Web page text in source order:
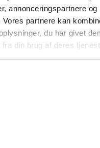
annonceringspartnere og
Vores partnere kan
du har givet
din brug af deres
PRODUKTE